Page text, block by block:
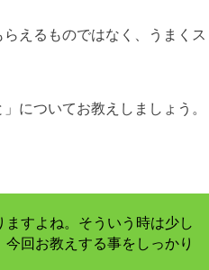
えるものではなく、うまくス
についてお教えしましょう。
すよね。そういう時は少し
回お教えする事をしっかり